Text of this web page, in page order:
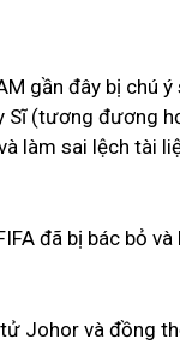
gần đây bị chú
Sĩ (tương đương
làm sai lệch tài
đã bị bác bỏ
Johor và đồng